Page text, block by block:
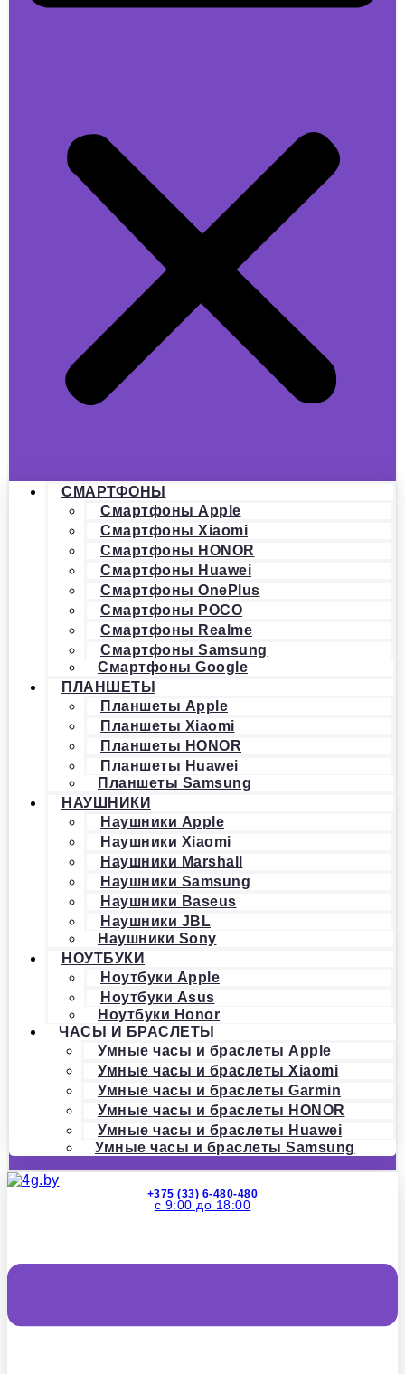
СМАРТФОНЫ
Смартфоны Apple
Смартфоны Xiaomi
Смартфоны HONOR
Смартфоны Huawei
Смартфоны OnePlus
Смартфоны POCO
Смартфоны Realme
Смартфоны Samsung
Смартфоны Google
ПЛАНШЕТЫ
Планшеты Apple
Планшеты Xiaomi
Планшеты HONOR
Планшеты Huawei
Планшеты Samsung
НАУШНИКИ
Наушники Apple
Наушники Xiaomi
Наушники Marshall
Наушники Samsung
Наушники Baseus
Наушники JBL
Наушники Sony
НОУТБУКИ
Ноутбуки Apple
Ноутбуки Asus
Ноутбуки Honor
ЧАСЫ И БРАСЛЕТЫ
Умные часы и браслеты Apple
Умные часы и браслеты Xiaomi
Умные часы и браслеты Garmin
Умные часы и браслеты HONOR
Умные часы и браслеты Huawei
Умные часы и браслеты Samsung
+375 (33) 6-480-480
с 9:00 до 18:00